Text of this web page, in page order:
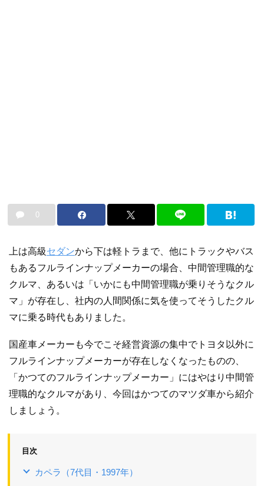
0
上は高級セダンから下は軽トラまで、他にトラックやバス
もあるフルラインナップメーカーの場合、中間管理職的な
クルマ、あるいは「いかにも中間管理職が乗りそうなクル
マ」が存在し、社内の人間関係に気を使ってそうしたクル
マに乗る時代もありました。
国産車メーカーも今でこそ経営資源の集中でトヨタ以外に
フルラインナップメーカーが存在しなくなったものの、
「かつてのフルラインナップメーカー」にはやはり中間管
理職的なクルマがあり、今回はかつてのマツダ車から紹介
しましょう。
目次
カペラ（7代目・1997年）